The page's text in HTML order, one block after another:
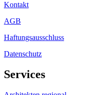
Kontakt
AGB
Haftungsausschluss
Datenschutz
Services